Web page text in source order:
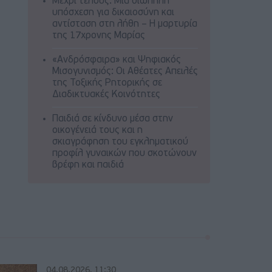
υπόσχεση για δικαιοσύνη και
αντίσταση στη λήθη – Η μαρτυρία
της 17χρονης Μαρίας
«Ανδρόσφαιρα» και Ψηφιακός
Μισογυνισμός: Οι Αθέατες Απειλές
της Τοξικής Ρητορικής σε
Διαδικτυακές Κοινότητες
Παιδιά σε κίνδυνο μέσα στην
οικογένειά τους και η
σκιαγράφηση του εγκληματικού
προφίλ γυναικών που σκοτώνουν
βρέφη και παιδιά